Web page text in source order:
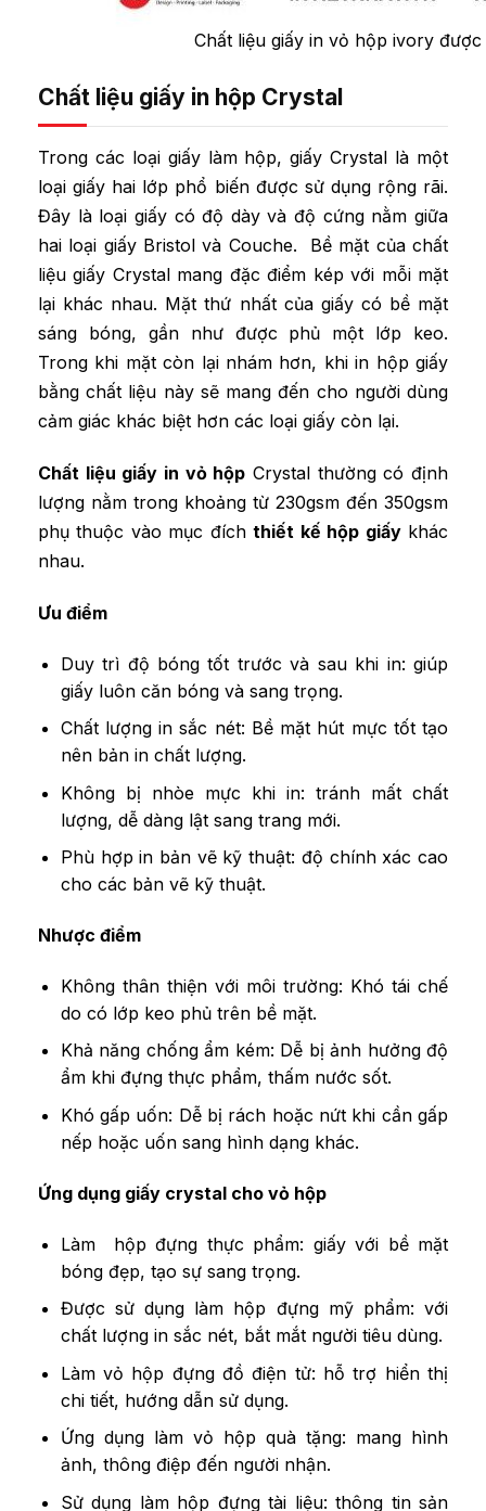
Chất liệu giấy in vỏ hộp ivory
Chất liệu giấy in hộp Crystal
Trong các loại giấy làm hộp, giấy Crystal là một
loại giấy hai lớp phổ biến được sử dụng rộng rãi.
Đây là loại giấy có độ dày và độ cứng nằm giữa
hai loại giấy Bristol và Couche. Bề mặt của chất
liệu giấy Crystal mang đặc điểm kép với mỗi mặt
lại khác nhau. Mặt thứ nhất của giấy có bề mặt
sáng bóng, gần như được phủ một lớp keo.
Trong khi mặt còn lại nhám hơn, khi in hộp giấy
bằng chất liệu này sẽ mang đến cho người dùng
cảm giác khác biệt hơn các loại giấy còn lại.
Chất liệu giấy in vỏ hộp Crystal thường có định
lượng nằm trong khoảng từ 230gsm đến 350gsm
phụ thuộc vào mục đíchthiết kế hộp giấykhác
nhau.
Ưu điểm
Duy trì độ bóng tốt trước và sau khi in: giúp
giấy luôn căn bóng và sang trọng.
Chất lượng in sắc nét: Bề mặt hút mực tốt tạo
nên bản in chất lượng.
Không bị nhòe mực khi in: tránh mất chất
lượng, dễ dàng lật sang trang mới.
Phù hợp in bản vẽ kỹ thuật: độ chính xác cao
cho các bản vẽ kỹ thuật.
Nhược điểm
Không thân thiện với môi trường: Khó tái chế
do có lớp keo phủ trên bề mặt.
Khả năng chống ẩm kém: Dễ bị ảnh hưởng độ
ẩm khi đựng thực phẩm, thấm nước sốt.
Khó gấp uốn: Dễ bị rách hoặc nứt khi cần gấp
nếp hoặc uốn sang hình dạng khác.
Ứng dụng giấy crystal cho vỏ hộp
Làm hộp đựng thực phẩm: giấy với bề mặt
bóng đẹp, tạo sự sang trọng.
Được sử dụng làm hộp đựng mỹ phẩm: với
chất lượng in sắc nét, bắt mắt người tiêu dùng.
Làm vỏ hộp đựng đồ điện tử: hỗ trợ hiển thị
chi tiết, hướng dẫn sử dụng.
Ứng dụng làm vỏ hộp quà tặng: mang hình
ảnh, thông điệp đến người nhận.
Sử dụng làm hộp đựng tài liệu: thông tin sản